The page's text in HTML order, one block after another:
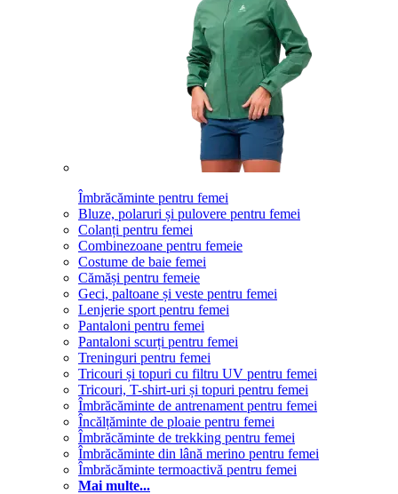
Îmbrăcăminte pentru femei
Bluze, polaruri și pulovere pentru femei
Colanți pentru femei
Combinezoane pentru femeie
Costume de baie femei
Cămăși pentru femeie
Geci, paltoane și veste pentru femei
Lenjerie sport pentru femei
Pantaloni pentru femei
Pantaloni scurți pentru femei
Treninguri pentru femei
Tricouri și topuri cu filtru UV pentru femei
Tricouri, T-shirt-uri și topuri pentru femei
Îmbrăcăminte de antrenament pentru femei
Încălțăminte de ploaie pentru femei
Îmbrăcăminte de trekking pentru femei
Îmbrăcăminte din lână merino pentru femei
Îmbrăcăminte termoactivă pentru femei
Mai multe...